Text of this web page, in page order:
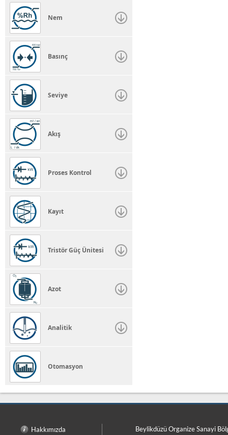
Nem
Basınç
Seviye
Akış
Proses Kontrol
Kayıt
Tristör Güç Ünitesi
Azot
Analitik
Otomasyon
Hakkımızda
Beylikdüzü Organize Sanayi